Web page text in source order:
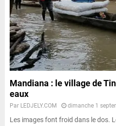
Mandiana : le village de
eaux
Par LEDJELY.COM dimanche 1
Les images font froid dans le dos.